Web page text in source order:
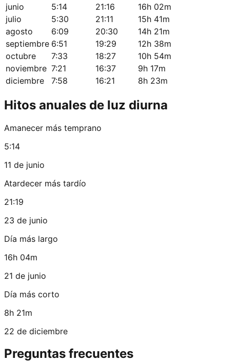
junio
5:14 21:16
16h 02m
julio
5:30 21:11
15h 41m
agosto
6:09 20:30
14h 21m
septiembre 6:51 19:29
12h 38m
octubre
7:33 18:27
10h 54m
noviembre 7:21 16:37
9h 17m
diciembre
7:58 16:21 8h 23m
Hitos anuales de luz diurna
Amanecer más temprano
5:14
11 de junio
Atardecer más tardío
21:19
23 de junio
Día más largo
16h 04m
21 de junio
Día más corto
8h 21m
22 de diciembre
Preguntas frecuentes